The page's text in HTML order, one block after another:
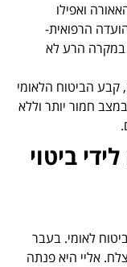
ואפילו
הרפואית-
נכות רפואית. במקרה הרע לא
בשעה טובה, קבע הביטוח הלאומי
חמור יותר וללא
ביטוי
לאומי. בעבר
אליי היא פנתה